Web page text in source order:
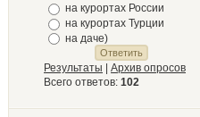
на курортах России
на курортах Турции
на даче)
Результаты
Архив опросов
Всего ответов: 102